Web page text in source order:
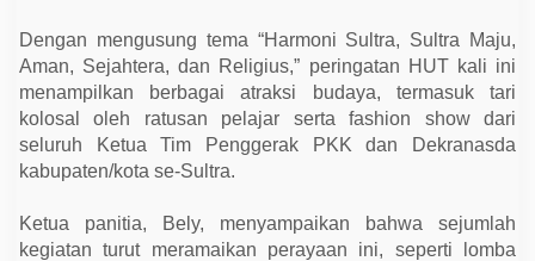
a
g
a
n
G
l
o
a
Dengan mengusung tema “Harmoni Sultra, Sultra Maju,
Aman, Sejahtera, dan Religius,” peringatan HUT kali ini
menampilkan berbagai atraksi budaya, termasuk tari
kolosal oleh ratusan pelajar serta fashion show dari
seluruh Ketua Tim Penggerak PKK dan Dekranasda
kabupaten/kota se-Sultra.
Ketua panitia, Bely, menyampaikan bahwa sejumlah
kegiatan turut meramaikan perayaan ini, seperti lomba